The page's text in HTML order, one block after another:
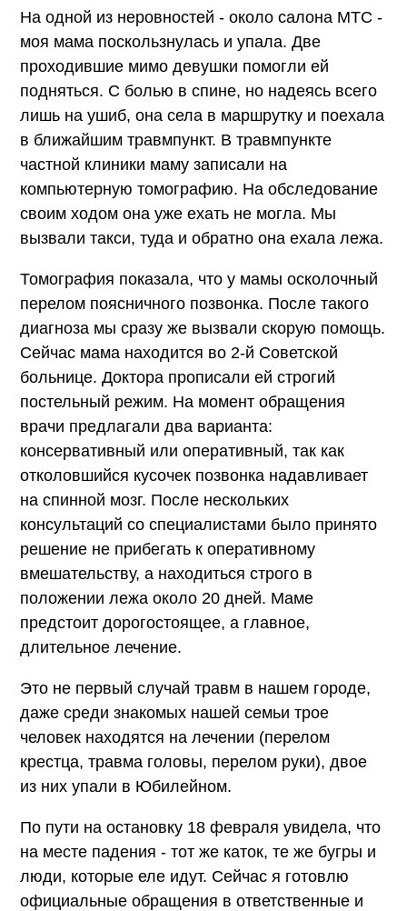
На одной из неровностей - около салона МТС -
моя мама поскользнулась и упала. Две
проходившие мимо девушки помогли ей
подняться. С болью в спине, но надеясь всего
лишь на ушиб, она села в маршрутку и поехала
в ближайшим травмпункт. В травмпункте
частной клиники маму записали на
компьютерную томографию. На обследование
своим ходом она уже ехать не могла. Мы
вызвали такси, туда и обратно она ехала лежа.
Томография показала, что у мамы осколочный
перелом поясничного позвонка. После такого
диагноза мы сразу же вызвали скорую помощь.
Сейчас мама находится во 2-й Советской
больнице. Доктора прописали ей строгий
постельный режим. На момент обращения
врачи предлагали два варианта:
консервативный или оперативный, так как
отколовшийся кусочек позвонка надавливает
на спинной мозг. После нескольких
консультаций со специалистами было принято
решение не прибегать к оперативному
вмешательству, а находиться строго в
положении лежа около 20 дней. Маме
предстоит дорогостоящее, а главное,
длительное лечение.
Это не первый случай травм в нашем городе,
даже среди знакомых нашей семьи трое
человек находятся на лечении (перелом
крестца, травма головы, перелом руки), двое
из них упали в Юбилейном.
По пути на остановку 18 февраля увидела, что
на месте падения - тот же каток, те же бугры и
люди, которые еле идут. Сейчас я готовлю
официальные обращения в ответственные и